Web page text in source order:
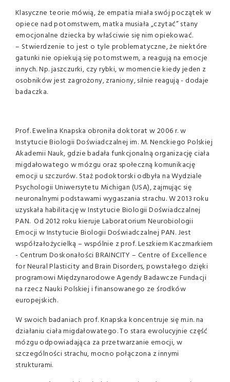
Klasyczne teorie mówią, że empatia miała swój początek w
opiece nad potomstwem, matka musiała „czytać” stany
emocjonalne dziecka by właściwie się nim opiekować.
– Stwierdzenie to jest o tyle problematyczne, że niektóre
gatunki nie opiekują się potomstwem, a reagują na emocje
innych. Np. jaszczurki, czy rybki, w momencie kiedy jeden z
osobników jest zagrożony, zraniony, silnie reagują - dodaje
badaczka.
Prof. Ewelina Knapska obroniła doktorat w 2006 r. w
Instytucie Biologii Doświadczalnej im. M. Nenckiego Polskiej
Akademii Nauk, gdzie badała funkcjonalną organizację ciała
migdałowatego w mózgu oraz społeczną komunikację
emocji u szczurów. Staż podoktorski odbyła na Wydziale
Psychologii Uniwersytetu Michigan (USA), zajmując się
neuronalnymi podstawami wygaszania strachu. W 2013 roku
uzyskała habilitację w Instytucie Biologii Doświadczalnej
PAN. Od 2012 roku kieruje Laboratorium Neurobiologii
Emocji w Instytucie Biologii Doświadczalnej PAN. Jest
współzałożycielką – wspólnie z prof. Leszkiem Kaczmarkiem
- Centrum Doskonałości BRAINCITY – Centre of Excellence
for Neural Plasticity and Brain Disorders, powstałego dzięki
programowi Międzynarodowe Agendy Badawcze Fundacji
na rzecz Nauki Polskiej i finansowanego ze środków
europejskich.
W swoich badaniach prof. Knapska koncentruje się m.in. na
działaniu ciała migdałowatego. To stara ewolucyjnie część
mózgu odpowiadająca za przetwarzanie emocji, w
szczególności strachu, mocno połączona z innymi
strukturami.